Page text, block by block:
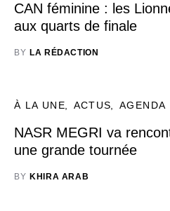
CAN féminine : les
aux quarts de finale
BY LA RÉDACTION
À LA UNE ACTUS AGENDA
NASR MEGRI va
une grande tournée
BY KHIRA ARAB